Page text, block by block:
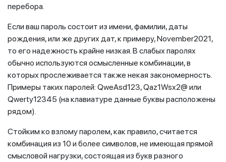
перебора.
Если ваш пароль состоит из имени, фамилии, даты
рождения, или же других дат, к примеру, November2021,
то его надежность крайне низкая. В слабых паролях
обычно используются осмысленные комбинации, в
которых прослеживается также некая закономерность.
Примеры таких паролей: QweAsd123, Qaz1Wsx2@ или
Qwerty12345 (на клавиатуре данные буквы расположены
рядом).
Стойким ко взлому паролем, как правило, считается
комбинация из 10 и более символов, не имеющая прямой
смысловой нагрузки, состоящая из букв разного